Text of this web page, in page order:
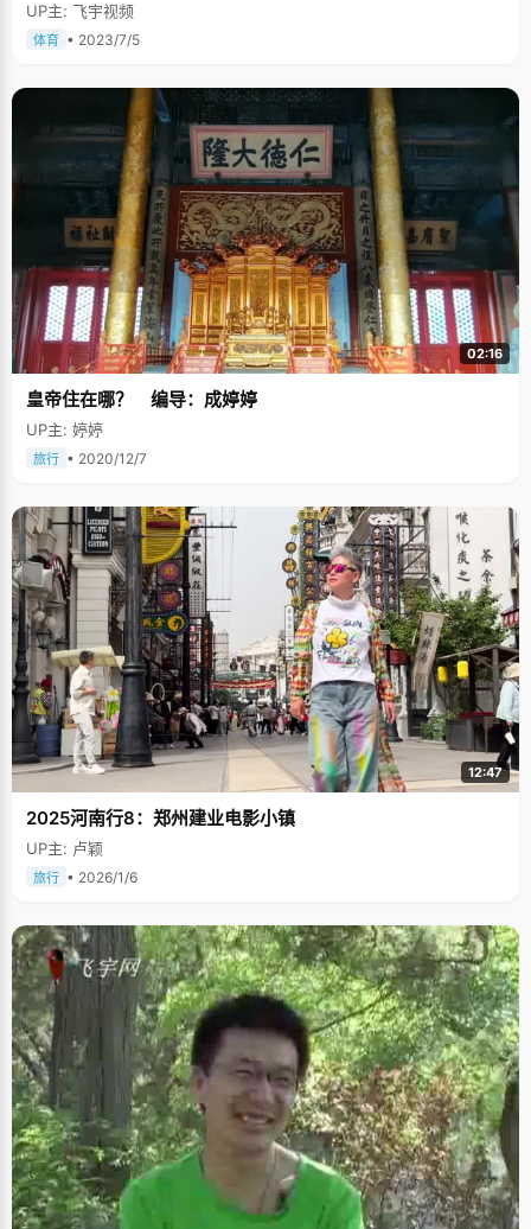
UP主: 飞宇视频
体育 • 2023/7/5
02:16
皇帝住在哪？ 编导：成婷婷
UP主: 婷婷
旅行 • 2020/12/7
12:47
2025河南行8：郑州建业电影小镇
UP主: 卢颖
旅行 • 2026/1/6